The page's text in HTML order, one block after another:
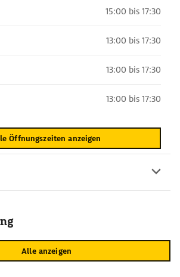
15:00 bis 17:30
13:00 bis 17:30
13:00 bis 17:30
13:00 bis 17:30
Öffnungszeiten anzeigen
Alle anzeigen